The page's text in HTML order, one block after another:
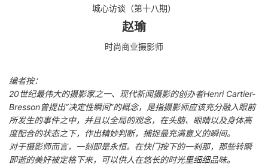
城心访谈（第十八期）
赵瑜
时尚商业摄影师
编者按：
20世纪最伟大的摄影家之一、现代新闻摄影的创办者Henri Cartier-
Bresson曾提出“决定性瞬间”的概念，是指摄影师应该充分融入眼前
所发生的事件之中，并且以全局的观念，在头脑、眼睛以及身体高
度配合的状态之下，作出精妙判断，捕捉最充满意义的瞬间。
对于摄影师而言，一刻即是永恒。在快门按下的一刹那，那些转瞬
即逝的美好被定格下来，可以供人在悠长的时光里细细品味。